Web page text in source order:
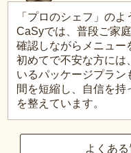
「プロのシェフ」の
CaSyでは、普段ご家
確認しながらメニュー
初めてで不安な方には
いるパッケージプラン
間を短縮し、自信を
を整えています。
よくあ